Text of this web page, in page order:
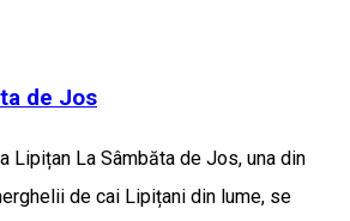
de Jos
Lipițan La Sâmbăta de Jos, una din
de cai Lipițani din lume, se